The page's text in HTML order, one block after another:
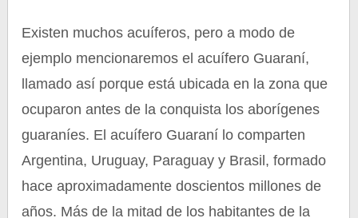
Existen muchos acuíferos, pero a modo de
ejemplo mencionaremos el acuífero Guaraní,
llamado así porque está ubicada en la zona que
ocuparon antes de la conquista los aborígenes
guaraníes. El acuífero Guaraní lo comparten
Argentina, Uruguay, Paraguay y Brasil, formado
hace aproximadamente doscientos millones de
años. Más de la mitad de los habitantes de la